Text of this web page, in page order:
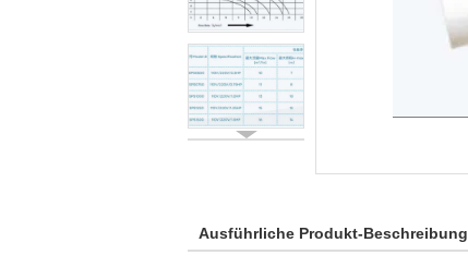
Ausführliche Produkt-Beschreibung